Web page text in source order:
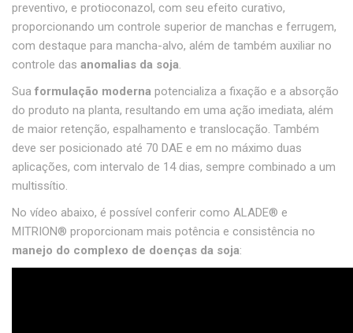
preventivo, e protioconazol, com seu efeito curativo,
proporcionando um controle superior de manchas e ferrugem,
com destaque para mancha-alvo, além de também auxiliar no
controle das anomalias da soja.
Sua formulação moderna potencializa a fixação e a absorção
do produto na planta, resultando em uma ação imediata, além
de maior retenção, espalhamento e translocação. Também
deve ser posicionado até 70 DAE e em no máximo duas
aplicações, com intervalo de 14 dias, sempre combinado a um
multissítio.
No vídeo abaixo, é possível conferir como ALADE® e
MITRION® proporcionam mais potência e consistência no
manejo do complexo de doenças da soja: